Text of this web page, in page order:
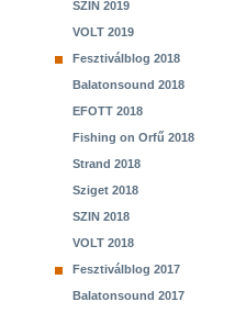
SZIN 2019
VOLT 2019
Fesztiválblog 2018
Balatonsound 2018
EFOTT 2018
Fishing on Orfű 2018
Strand 2018
Sziget 2018
SZIN 2018
VOLT 2018
Fesztiválblog 2017
Balatonsound 2017